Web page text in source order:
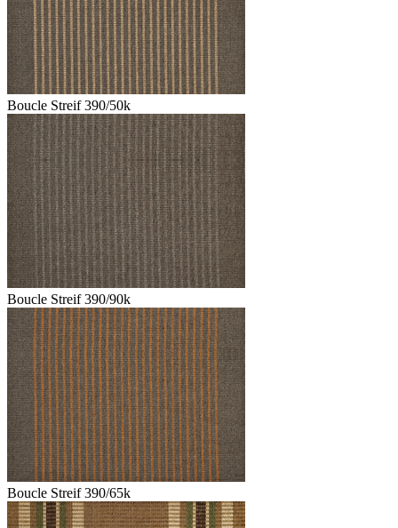
Boucle Streif 390/50k
Boucle Streif 390/90k
Boucle Streif 390/65k